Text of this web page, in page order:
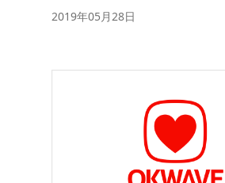
2019年05月28日